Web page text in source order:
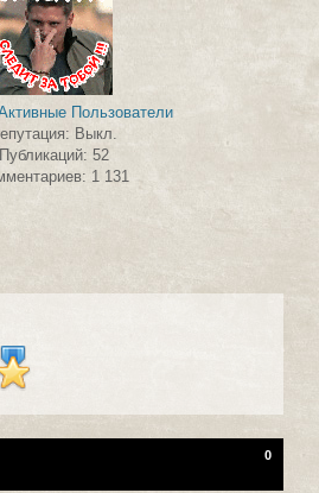
Пользователи
Выкл.
Публикаций: 52
1 131
0